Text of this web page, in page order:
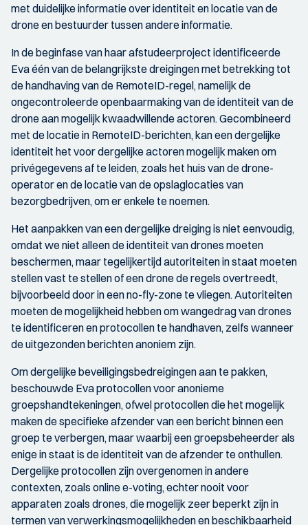
met duidelijke informatie over identiteit en locatie van de
drone en bestuurder tussen andere informatie.
In de beginfase van haar afstudeerproject identificeerde
Eva één van de belangrijkste dreigingen met betrekking tot
de handhaving van de RemoteID-regel, namelijk de
ongecontroleerde openbaarmaking van de identiteit van de
drone aan mogelijk kwaadwillende actoren. Gecombineerd
met de locatie in RemoteID-berichten, kan een dergelijke
identiteit het voor dergelijke actoren mogelijk maken om
privégegevens af te leiden, zoals het huis van de drone-
operator en de locatie van de opslaglocaties van
bezorgbedrijven, om er enkele te noemen.
Het aanpakken van een dergelijke dreiging is niet eenvoudig,
omdat we niet alleen de identiteit van drones moeten
beschermen, maar tegelijkertijd autoriteiten in staat moeten
stellen vast te stellen of een drone de regels overtreedt,
bijvoorbeeld door in een no-fly-zone te vliegen. Autoriteiten
moeten de mogelijkheid hebben om wangedrag van drones
te identificeren en protocollen te handhaven, zelfs wanneer
de uitgezonden berichten anoniem zijn.
Om dergelijke beveiligingsbedreigingen aan te pakken,
beschouwde Eva protocollen voor anonieme
groepshandtekeningen, ofwel protocollen die het mogelijk
maken de specifieke afzender van een bericht binnen een
groep te verbergen, maar waarbij een groepsbeheerder als
enige in staat is de identiteit van de afzender te onthullen.
Dergelijke protocollen zijn overgenomen in andere
contexten, zoals online e-voting, echter nooit voor
apparaten zoals drones, die mogelijk zeer beperkt zijn in
termen van verwerkingsmogelijkheden en beschikbaarheid